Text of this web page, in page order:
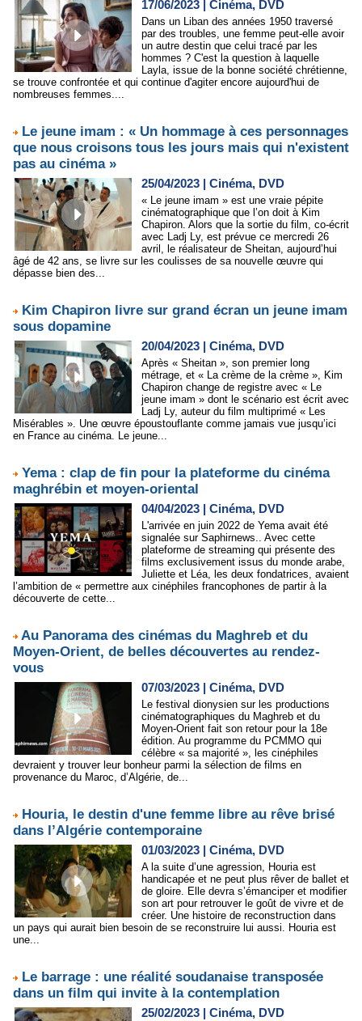
17/06/2023 | Cinéma, DVD
Dans un Liban des années 1950 traversé
par des troubles, une femme peut-elle avoir
un autre destin que celui tracé par les
hommes ? C'est la question à laquelle
Layla, issue de la bonne société chrétienne,
se trouve confrontée et qui continue d'agiter encore aujourd'hui de
nombreuses femmes....
Le jeune imam : « Un hommage à ces personnages
que nous croisons tous les jours mais qui n'existent
pas au cinéma »
25/04/2023 | Cinéma, DVD
« Le jeune imam » est une vraie pépite
cinématographique que l’on doit à Kim
Chapiron. Alors que la sortie du film, co-écrit
avec Ladj Ly, est prévue ce mercredi 26
avril, le réalisateur de Sheitan, aujourd’hui
âgé de 42 ans, se livre sur les coulisses de sa nouvelle œuvre qui
dépasse bien des...
Kim Chapiron livre sur grand écran un jeune imam
sous dopamine
20/04/2023 | Cinéma, DVD
Après « Sheitan », son premier long
métrage, et « La crème de la crème », Kim
Chapiron change de registre avec « Le
jeune imam » dont le scénario est écrit avec
Ladj Ly, auteur du film multiprimé « Les
Misérables ». Une œuvre époustouflante comme jamais vue jusqu’ici
en France au cinéma. Le jeune...
Yema : clap de fin pour la plateforme du cinéma
maghrébin et moyen-oriental
04/04/2023 | Cinéma, DVD
L'arrivée en juin 2022 de Yema avait été
signalée sur Saphirnews.. Avec cette
plateforme de streaming qui présente des
films exclusivement issus du monde arabe,
Juliette et Léa, les deux fondatrices, avaient
l’ambition de « permettre aux cinéphiles francophones de partir à la
découverte de cette...
Au Panorama des cinémas du Maghreb et du
Moyen-Orient, de belles découvertes au rendez-
vous
07/03/2023 | Cinéma, DVD
Le festival dionysien sur les productions
cinématographiques du Maghreb et du
Moyen-Orient fait son retour pour la 18e
édition. Au programme du PCMMO qui
célèbre « sa majorité », les cinéphiles
devraient y trouver leur bonheur parmi la sélection de films en
provenance du Maroc, d’Algérie, de...
Houria, le destin d'une femme libre au rêve brisé
dans l’Algérie contemporaine
01/03/2023 | Cinéma, DVD
A la suite d’une agression, Houria est
handicapée et ne peut plus rêver de ballet et
de gloire. Elle devra s’émanciper et modifier
son art pour retrouver le goût de vivre et de
créer. Une histoire de reconstruction dans
un pays qui aurait bien besoin de se reconstruire lui aussi. Houria est
une...
Le barrage : une réalité soudanaise transposée
dans un film qui invite à la contemplation
25/02/2023 | Cinéma, DVD